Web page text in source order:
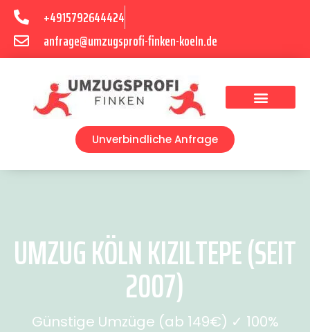
+4915792644424
anfrage@umzugsprofi-finken-koeln.de
Unverbindliche Anfrage
UMZUG KÖLN KIZILTEPE (SEIT
2007)
Günstige Umzüge (ab 149€) ✓ 100%